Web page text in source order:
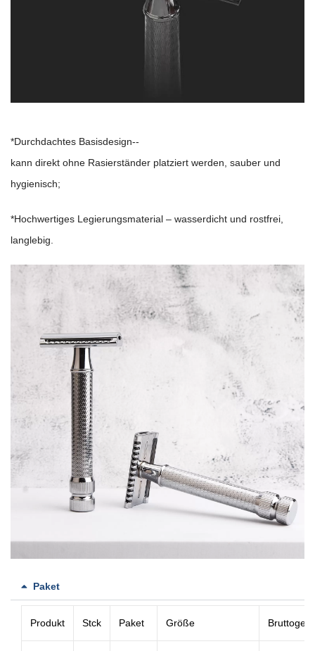
*Durchdachtes Basisdesign--
kann direkt ohne Rasierständer platziert werden, sauber und
hygienisch;
*Hochwertiges Legierungsmaterial – wasserdicht und rostfrei,
langlebig.
Paket
Produkt Stck Paket Größe